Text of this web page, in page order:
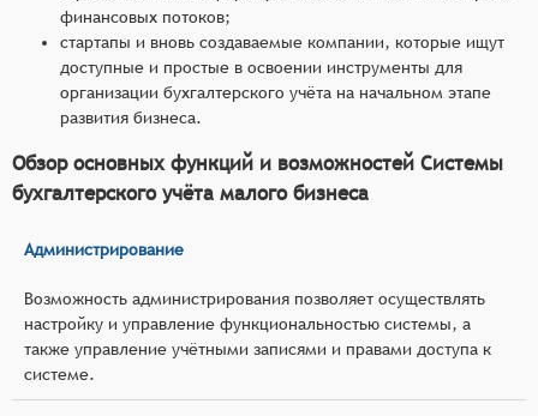
финансовых потоков;
стартапы и вновь создаваемые компании, которые ищут
доступные и простые в освоении инструменты для
организации бухгалтерского учёта на начальном этапе
развития бизнеса.
Обзор основных функций и возможностей Системы
бухгалтерского учёта малого бизнеса
Администрирование
Возможность администрирования позволяет осуществлять
настройку и управление функциональностью системы, а
также управление учётными записями и правами доступа к
системе.